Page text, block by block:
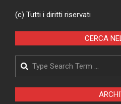
(c) Tutti i diritti riservati
CERCA
Search